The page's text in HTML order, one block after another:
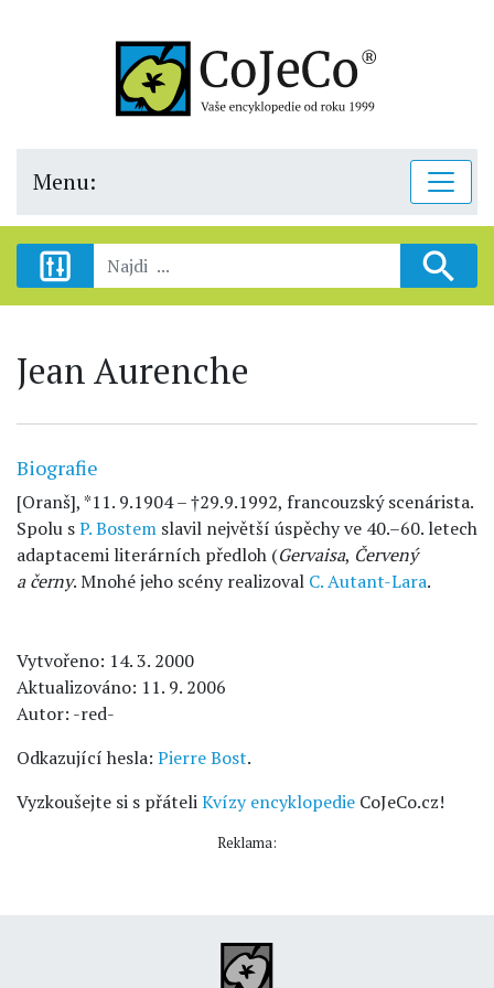
Menu:
Jean Aurenche
Biografie
[Oranš], *11. 9.1904 – †29.9.1992, francouzský scenárista.
Spolu sP. Bostem slavil největší úspěchy ve 40.–60. letech
adaptacemi literárních předloh (Gervaisa, Červený
a černy. Mnohé jeho scény realizoval C. Autant-Lara.
Vytvořeno: 14. 3. 2000
Aktualizováno: 11. 9. 2006
Autor: -red-
Odkazující hesla: Pierre Bost.
Vyzkoušejte si s přáteliKvízy encyklopedie CoJeCo.cz!
Reklama: